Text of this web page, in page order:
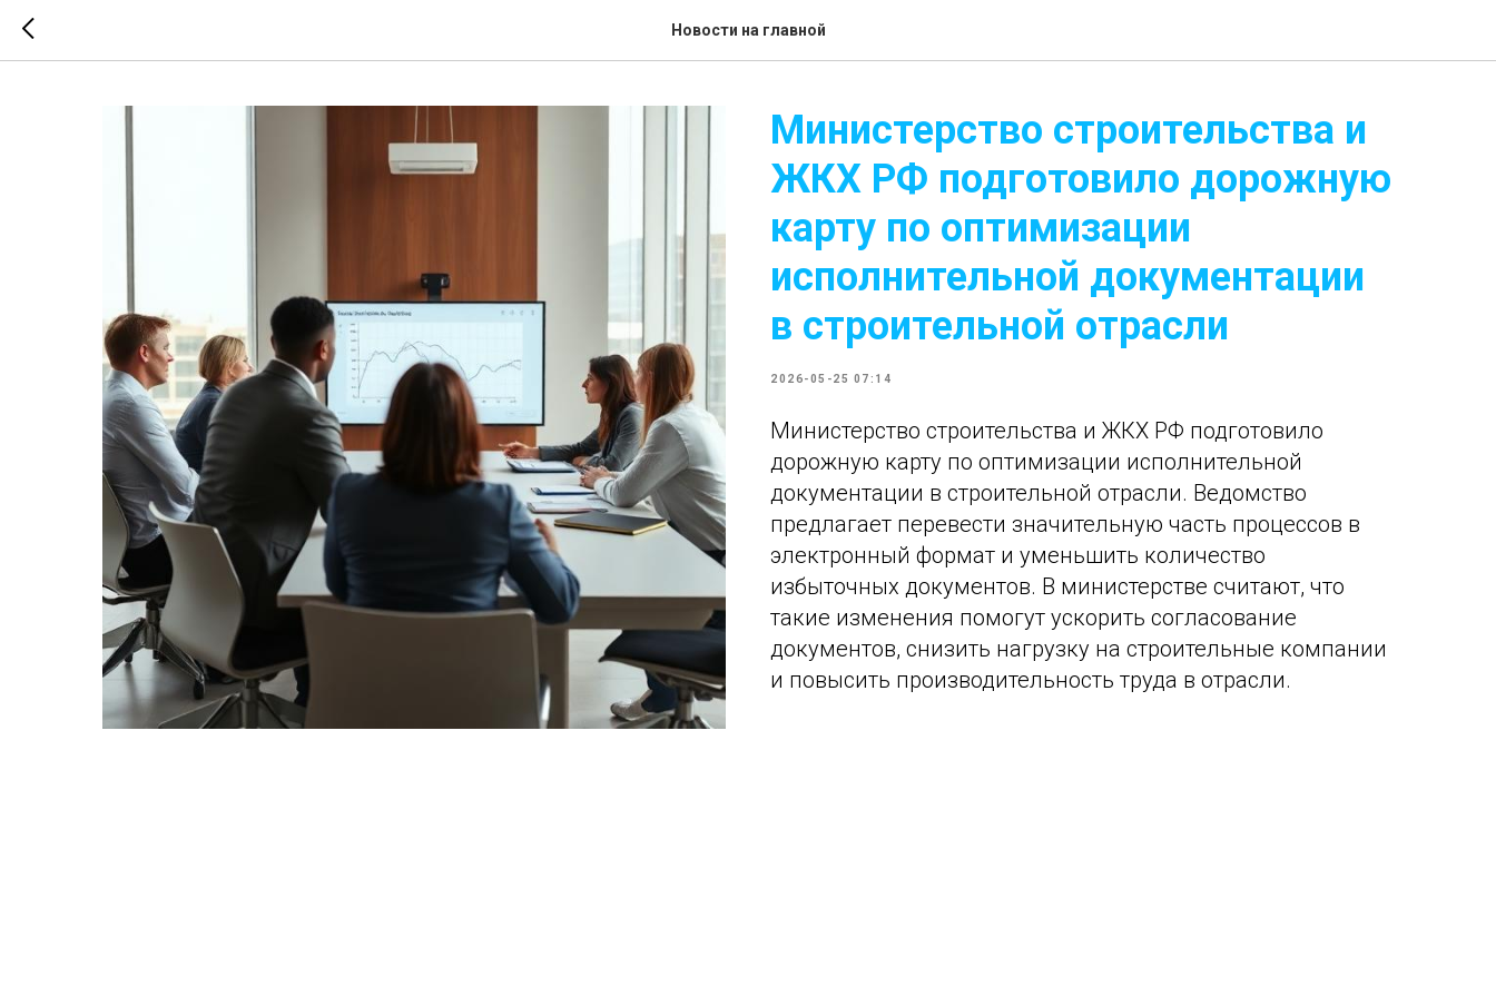
Новости на главной
Министерство строительства и
ЖКХ РФ подготовило дорожную
карту по оптимизации
исполнительной документации
в строительной отрасли
2026-05-25 07:14
Министерство строительства и ЖКХ РФ подготовило
дорожную карту по оптимизации исполнительной
документации в строительной отрасли. Ведомство
предлагает перевести значительную часть процессов в
электронный формат и уменьшить количество
избыточных документов. В министерстве считают, что
такие изменения помогут ускорить согласование
документов, снизить нагрузку на строительные компании
и повысить производительность труда в отрасли.